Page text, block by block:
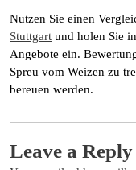
Nutzen Sie einen
Stuttgart und holen Sie
Angebote ein.
Spreu vom Weizen zu
bereuen werden.
Leave a Reply